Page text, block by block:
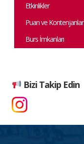
Etkinlikler
Puan ve Kontenjanlar
Burs İmkanları
Bizi Takip Edin